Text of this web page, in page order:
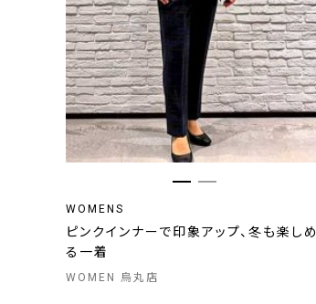
WOMENS
ピンクインナーで印象アップ、冬も楽しめ
る一着
WOMEN 烏丸店